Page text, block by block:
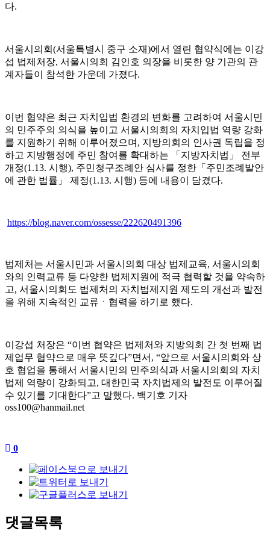
다.
서울시의회 (서울특별시 중구 소재)에서 열린 협약식에는 이강
섭 법제처장, 서울시의회 김인호 의장을 비롯한 양 기관의 관
계자들이 참석한 가운데 가졌다.
이번 협약은 최근 자치입법 환경의 변화를 고려하여 서울시민
의 민주주의 의식을 높이고 서울시의회의 자치입법 역량 강화
를 지원하기 위해 이루어졌으며 , 지방의회의 인사권 독립을 정
하고 지방행정에 주민 참여를 확대하는
「 지방자치법 」 전부
개정(1.13. 시행), 주민청구조례안 심사를 정한 「 주민조례발안
에 관한 법률 」 제정(1.13. 시행) 등에 내용이 담겼다.
https://blog.naver.com/ossesse/222620491396
법제처는 서울시민과 서울시의회 대상 법제교육, 서울시의회
와의 인력교류 등 다양한 법제지원에 적극 협력할 것을 약속하
고, 서울시의회도 법제처의 자치법제지원 제도의 개선과 발전
을 위해 지속적인 교류 ㆍ 협력을 하기로 했다.
이강섭 처장은 “이번 협약은 법제처와 지방의회 간 첫 번째 법
제업무 협약으로 매우 뜻깊다”면서 , “앞으로 서울시의회와 상
호 협업을 통해서 서울시민의 민주의식과 서울시의회의 자치
법제 역량이 강화되고, 대한민국 자치법제의 발전도 이루어질
수 있기를 기대한다”고 말했다. 백기호 기자
oss100@hanmail.net
0
댓글목록